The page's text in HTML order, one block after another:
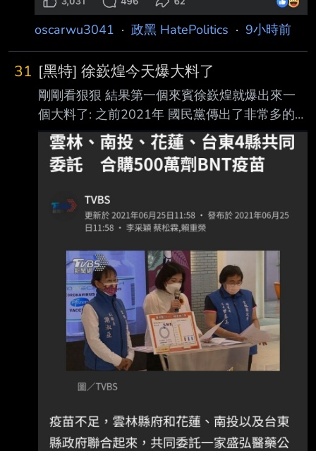
oscarwu3041 · 政黑 HatePolitics · 9小時前
31 [黑特] 徐嶔煌今天爆大料了
剛剛看狠狠 結果第一個來賓徐嶔煌就爆出來一
個大料了: 之前2021年 國民黨傳出了非常多的鬼
故事 例如有人指控(到底是誰他沒有講) 另外有一
位知名媒體人/民調公司老闆指控 (題外話 後來他
因為造謠誹謗 被法院依加重誹謗罪判刑+賠錢)
上面只是其中兩個例子 徐嶔煌當時也在做疫苗
掮客這個議題的調查報導 所以他就放出風聲說
自己想買BNT疫苗 然後真的就有一個人聽到風
聲跑來接觸他 兩個人約在板橋的某地碰面 這個
人的名片上的頭銜是簡體字的 是中國的某環保
科技股份有限公司